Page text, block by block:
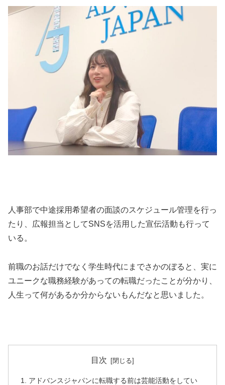
人事部で中途採用希望者の面談のスケジュール管理を行っ
たり、広報担当としてSNSを活用した宣伝活動も行って
いる。
前職のお話だけでなく学生時代にまでさかのぼると、実に
ユニークな職務経験があっての転職だったことが分かり、
人生って何があるか分からないもんだなと思いました。
目次
アドバンスジャパンに転職する前は芸能活動をしてい